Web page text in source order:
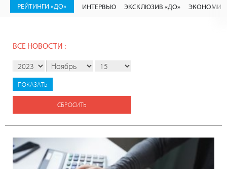
РЕЙТИНГИ «ДО» ИНТЕРВЬЮ ЭКСКЛЮЗИВ «ДО»
ВСЕ НОВОСТИ :
СБРОСИТЬ